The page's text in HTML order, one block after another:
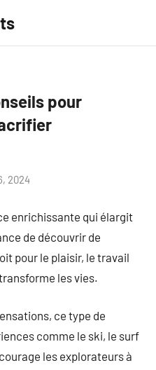
pour
2024
enrichissante qui élargit
de découvrir de
pour le plaisir, le travail
les vies.
ce type de
comme le ski, le surf
les explorateurs à